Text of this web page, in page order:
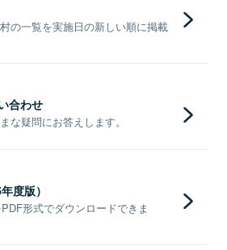
の一覧を実施日の新しい順に掲載
合わせ
な疑問にお答えします。
度版）
形式でダウンロードできま